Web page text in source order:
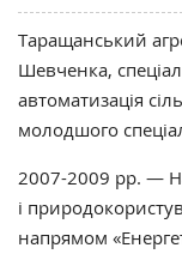
Таращанський
Шевченка,
автоматизація
молодшого
2007-2009 рр. —
і
напрямом